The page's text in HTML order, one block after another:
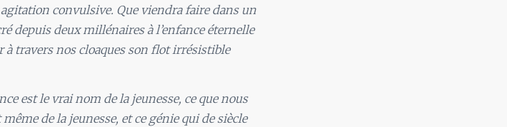
convulsive. Que viendra faire dans un
depuis deux millénaires à l’enfance éternelle
à travers nos cloaques son flot irrésistible
est le vrai nom de la jeunesse, ce que nous
de la jeunesse, et ce génie qui de siècle